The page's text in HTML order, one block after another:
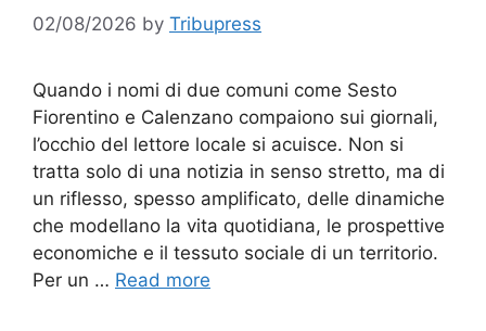
02/08/2026 by Tribupress
Quando i nomi di due comuni come Sesto
Fiorentino e Calenzano compaiono sui giornali,
l’occhio del lettore locale si acuisce. Non si
tratta solo di una notizia in senso stretto, ma di
un riflesso, spesso amplificato, delle dinamiche
che modellano la vita quotidiana, le prospettive
economiche e il tessuto sociale di un territorio.
Per un … Read more